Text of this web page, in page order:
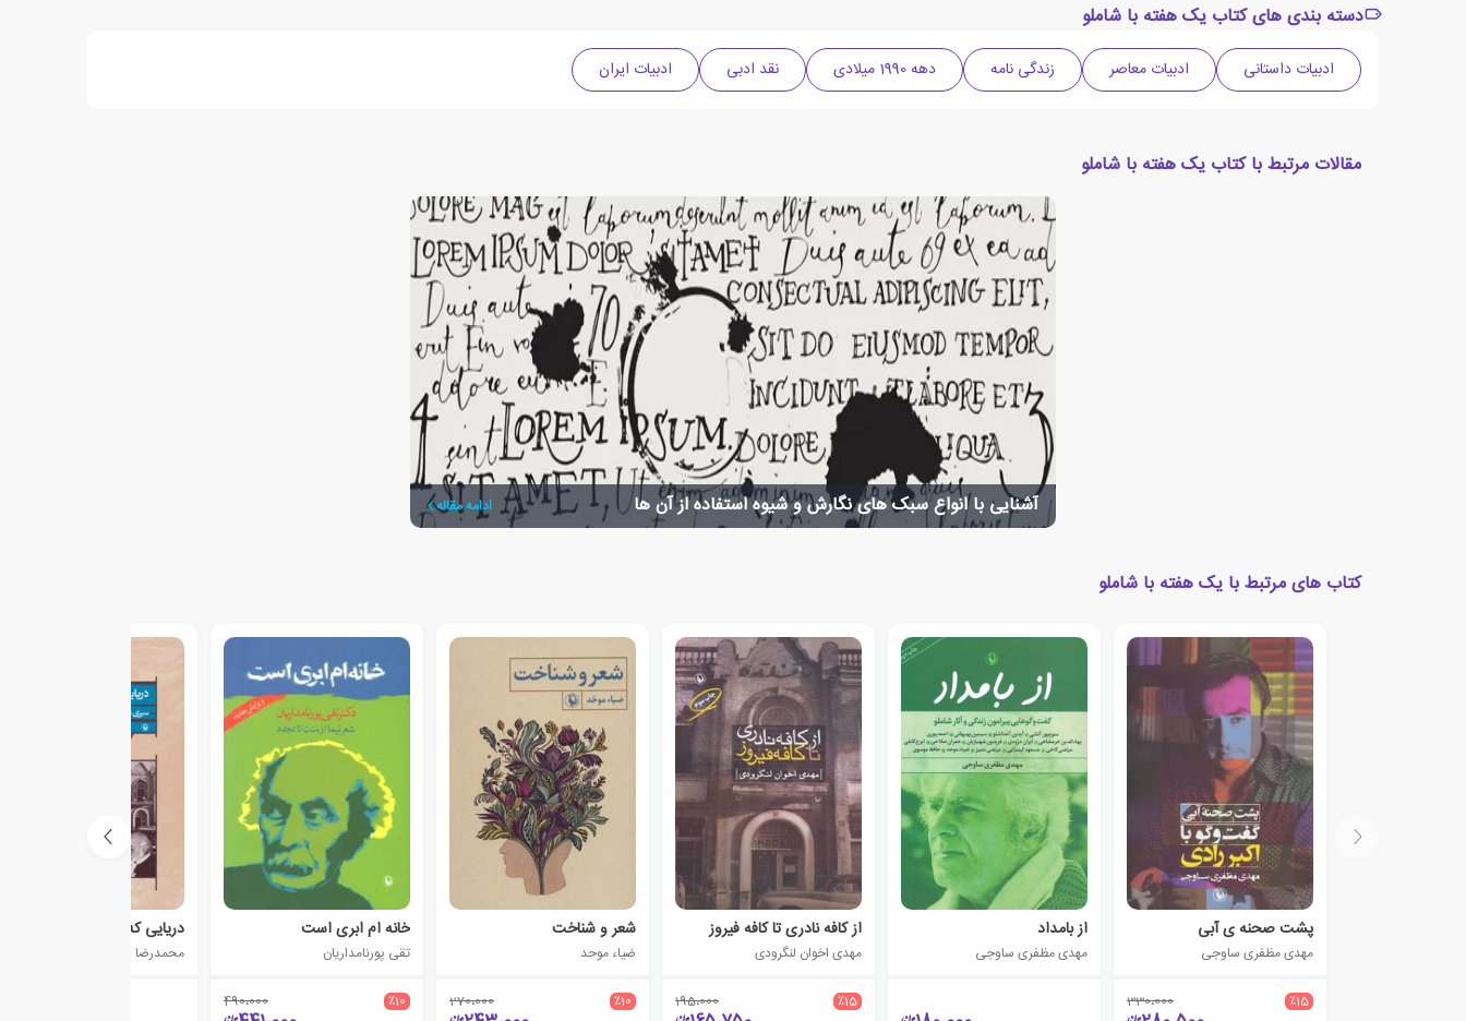
دسته بندی های کتاب یک هفته با شاملو
ادبیات داستانی ادبیات معاصر زندگی نامه دهه 1990 میلادی نقد ادبی ادبیات ایران
مقالات مرتبط با کتاب یک هفته با شاملو
آشنایی با انواع سبک های نگارش و شیوه استفاده از آن ها ادامه مقاله
کتاب های مرتبط با یک هفته با شاملو
پشت صحنه ی آبی
مهدی مظفری ساوجی
٪15 330،000
از بامداد
مهدی مظفری ساوجی
از کافه نادری تا کافه فیروز
مهدی اخوان لنگرودی
٪15 195،000
شعر و شناخت
ضیاء موحد
٪10 270،000
خانه ام ابری است
تقی پورنامداریان
٪10 490،000
دریایی که همیشه توفانی بود
محمدرضا اصلانی همدانی